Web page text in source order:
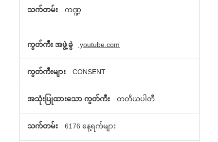
ကဏ္ဍ
youtube.com
CONSENT
တတိယပါတီ
6176 နေ့ရက်များ